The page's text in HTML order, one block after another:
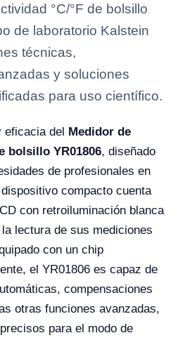
°C/°F de bolsillo
de laboratorio Kalstein
técnicas,
y soluciones
para uso científico.
eficacia del Medidor de
bolsillo YR01806, diseñado
de profesionales en
compacto cuenta
con retroiluminación blanca
lectura de sus mediciones
con un chip
el YR01806 es capaz de
compensaciones
otras funciones avanzadas,
para el modo de